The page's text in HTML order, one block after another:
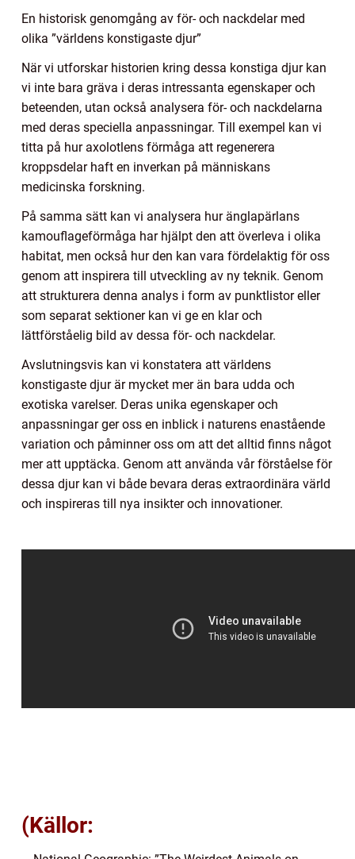
En historisk genomgång av för- och nackdelar med
olika ”världens konstigaste djur”
När vi utforskar historien kring dessa konstiga djur kan
vi inte bara gräva i deras intressanta egenskaper och
beteenden, utan också analysera för- och nackdelarna
med deras speciella anpassningar. Till exempel kan vi
titta på hur axolotlens förmåga att regenerera
kroppsdelar haft en inverkan på människans
medicinska forskning.
På samma sätt kan vi analysera hur änglapärlans
kamouflageförmåga har hjälpt den att överleva i olika
habitat, men också hur den kan vara fördelaktig för oss
genom att inspirera till utveckling av ny teknik. Genom
att strukturera denna analys i form av punktlistor eller
som separat sektioner kan vi ge en klar och
lättförståelig bild av dessa för- och nackdelar.
Avslutningsvis kan vi konstatera att världens
konstigaste djur är mycket mer än bara udda och
exotiska varelser. Deras unika egenskaper och
anpassningar ger oss en inblick i naturens enastående
variation och påminner oss om att det alltid finns något
mer att upptäcka. Genom att använda vår förståelse för
dessa djur kan vi både bevara deras extraordinära värld
och inspireras till nya insikter och innovationer.
(Källor: